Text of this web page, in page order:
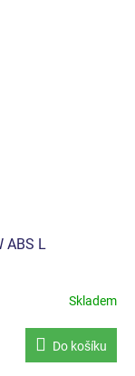
ABS L
Skladem
Do košíku